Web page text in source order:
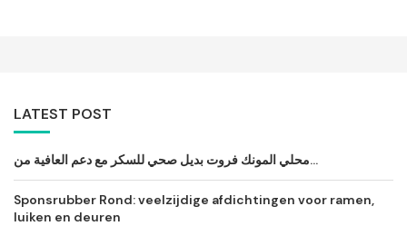
LATEST POST
محلي المونك فروت بديل صحي للسكر مع دعم العافية من...
Sponsrubber Rond: veelzijdige afdichtingen voor ramen,
luiken en deuren